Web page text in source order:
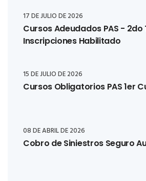
17 DE JULIO DE 2026
Cursos Adeudados PAS - 2do
Inscripciones Habilitado
15 DE JULIO DE 2026
Cursos Obligatorios PAS 1er
08 DE ABRIL DE 2026
Cobro de Siniestros Seguro